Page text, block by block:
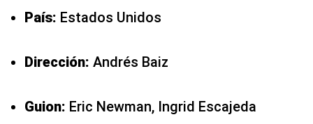
País: Estados Unidos
Dirección: Andrés Baiz
Guion: Eric Newman, Ingrid Escajeda